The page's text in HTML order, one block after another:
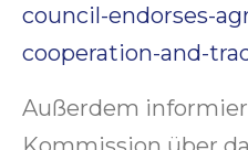
council-endorses-
cooperation-and-
Außerdem